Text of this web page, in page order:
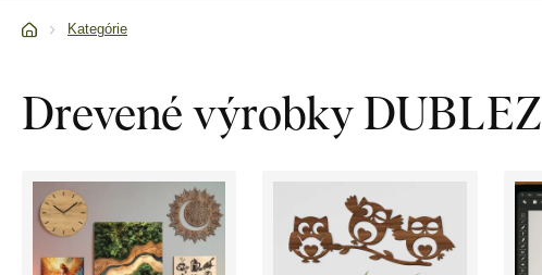
Kategórie
Drevené výrobky DUBLEZ